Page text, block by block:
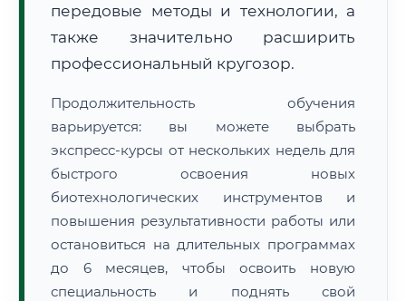
🔍Нажмите на документ для увеличения и просмотра
передовые методы и технологии, а
также значительно расширить
профессиональный кругозор.
Продолжительность обучения
варьируется: вы можете выбрать
экспресс-курсы от нескольких недель для
быстрого освоения новых
биотехнологических инструментов и
повышения результативности работы или
остановиться на длительных программах
до 6 месяцев, чтобы освоить новую
специальность и поднять свой